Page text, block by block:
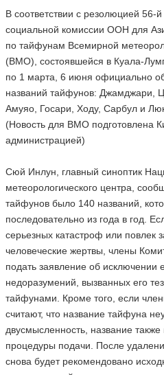
В соответствии с резолюцией 56-
социальной комиссии ООН для
по тайфунам Всемирной
(ВМО), состоявшейся в Куала-
по 1 марта, 6 июня официально
названий тайфунов: Джамджари,
Амуяо, Госари, Ходу, Сарбул и
(Новость для ВМО подготовлена
администрацией)
Сюй Инлун, главный синоптик
метеорологического центра,
тайфунов было 140 названий,
последовательно из года в год.
серьезных катастроф или повлек
человеческие жертвы, члены
подать заявление об исключении
недоразумений, вызванных его
тайфунами. Кроме того, если
считают, что название тайфуна
двусмысленность, название
процедуры подачи. После
снова будет рекомендовано